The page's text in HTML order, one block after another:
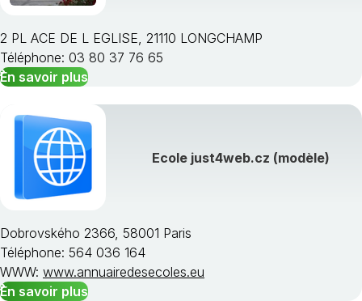
2 PL ACE DE L EGLISE, 21110 LONGCHAMP
Téléphone: 03 80 37 76 65
En savoir plus
Ecole just4web.cz (modèle)
Dobrovského 2366, 58001 Paris
Téléphone: 564 036 164
WWW: www.annuairedesecoles.eu
En savoir plus